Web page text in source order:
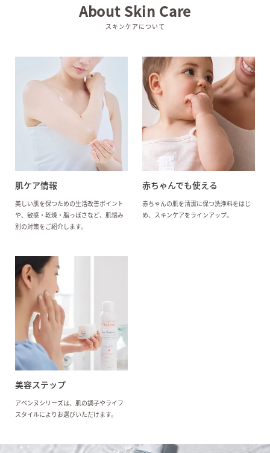
About Skin Care
スキンケアについて
肌ケア情報
美しい肌を保つための生活改善ポイント
や、敏感・乾燥・脂っぽさなど、肌悩み
別の対策をご紹介します。
赤ちゃんでも使える
赤ちゃんの肌を清潔に保つ洗浄料をはじ
め、スキンケアをラインアップ。
美容ステップ
アベンヌシリーズは、肌の調子やライフ
スタイルによりお選びいただけます。